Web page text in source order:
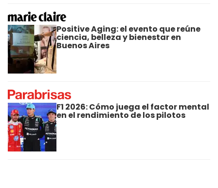
Positive Aging: el evento que reúne
ciencia, belleza y bienestar en
Buenos Aires
F1 2026: Cómo juega el factor mental
en el rendimiento de los pilotos